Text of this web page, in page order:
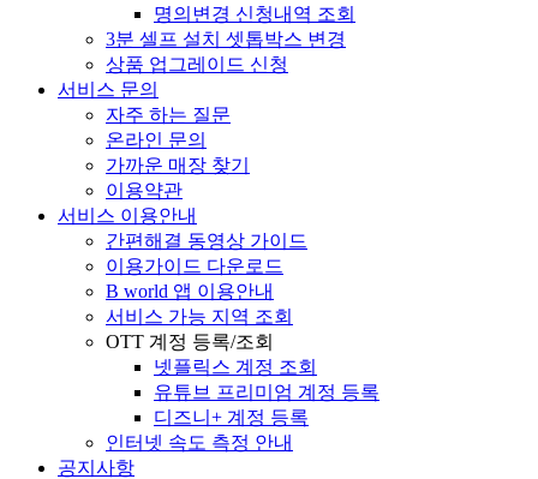
명의변경 신청내역 조회
3분 셀프 설치 셋톱박스 변경
상품 업그레이드 신청
서비스 문의
자주 하는 질문
온라인 문의
가까운 매장 찾기
이용약관
서비스 이용안내
간편해결 동영상 가이드
이용가이드 다운로드
B world 앱 이용안내
서비스 가능 지역 조회
OTT 계정 등록/조회
넷플릭스 계정 조회
유튜브 프리미엄 계정 등록
디즈니+ 계정 등록
인터넷 속도 측정 안내
공지사항